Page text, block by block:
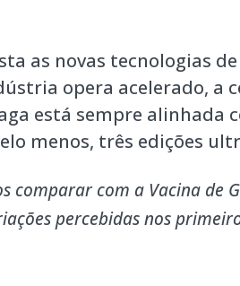
as novas tecnologias
opera acelerado, a
está sempre alinhada
menos, três edições
comparar com a Vacina de
percebidas nos